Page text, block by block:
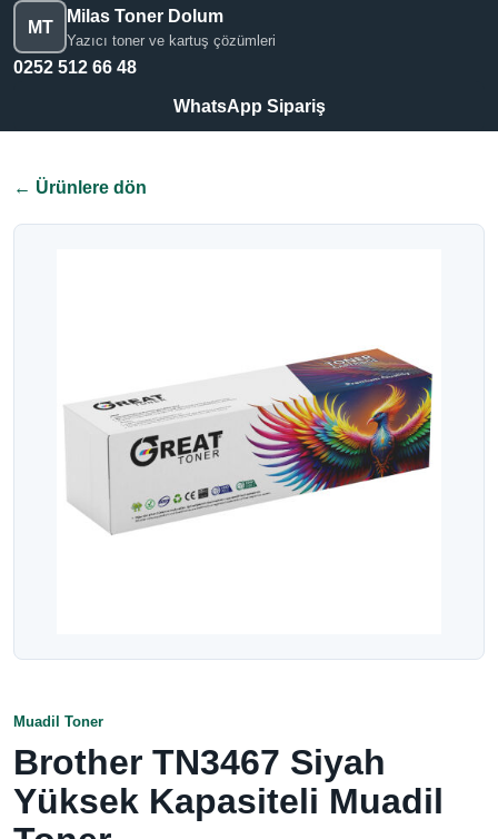
MT
Milas Toner Dolum
Yazıcı toner ve kartuş çözümleri
0252 512 66 48
WhatsApp Sipariş
← Ürünlere dön
Muadil Toner
Brother TN3467 Siyah
Yüksek Kapasiteli Muadil